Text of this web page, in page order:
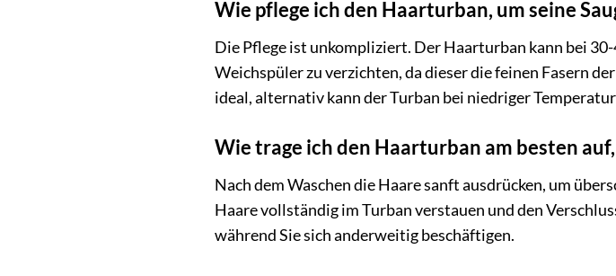
Wie pflege ich den Haarturban, um seine
Die Pflege ist unkompliziert. Der Haarturban kann bei
Weichspüler zu verzichten, da dieser die feinen Fasern
ideal, alternativ kann der Turban bei niedriger
Wie trage ich den Haarturban am besten
Nach dem Waschen die Haare sanft ausdrücken, um
Haare vollständig im Turban verstauen und den
während Sie sich anderweitig beschäftigen.